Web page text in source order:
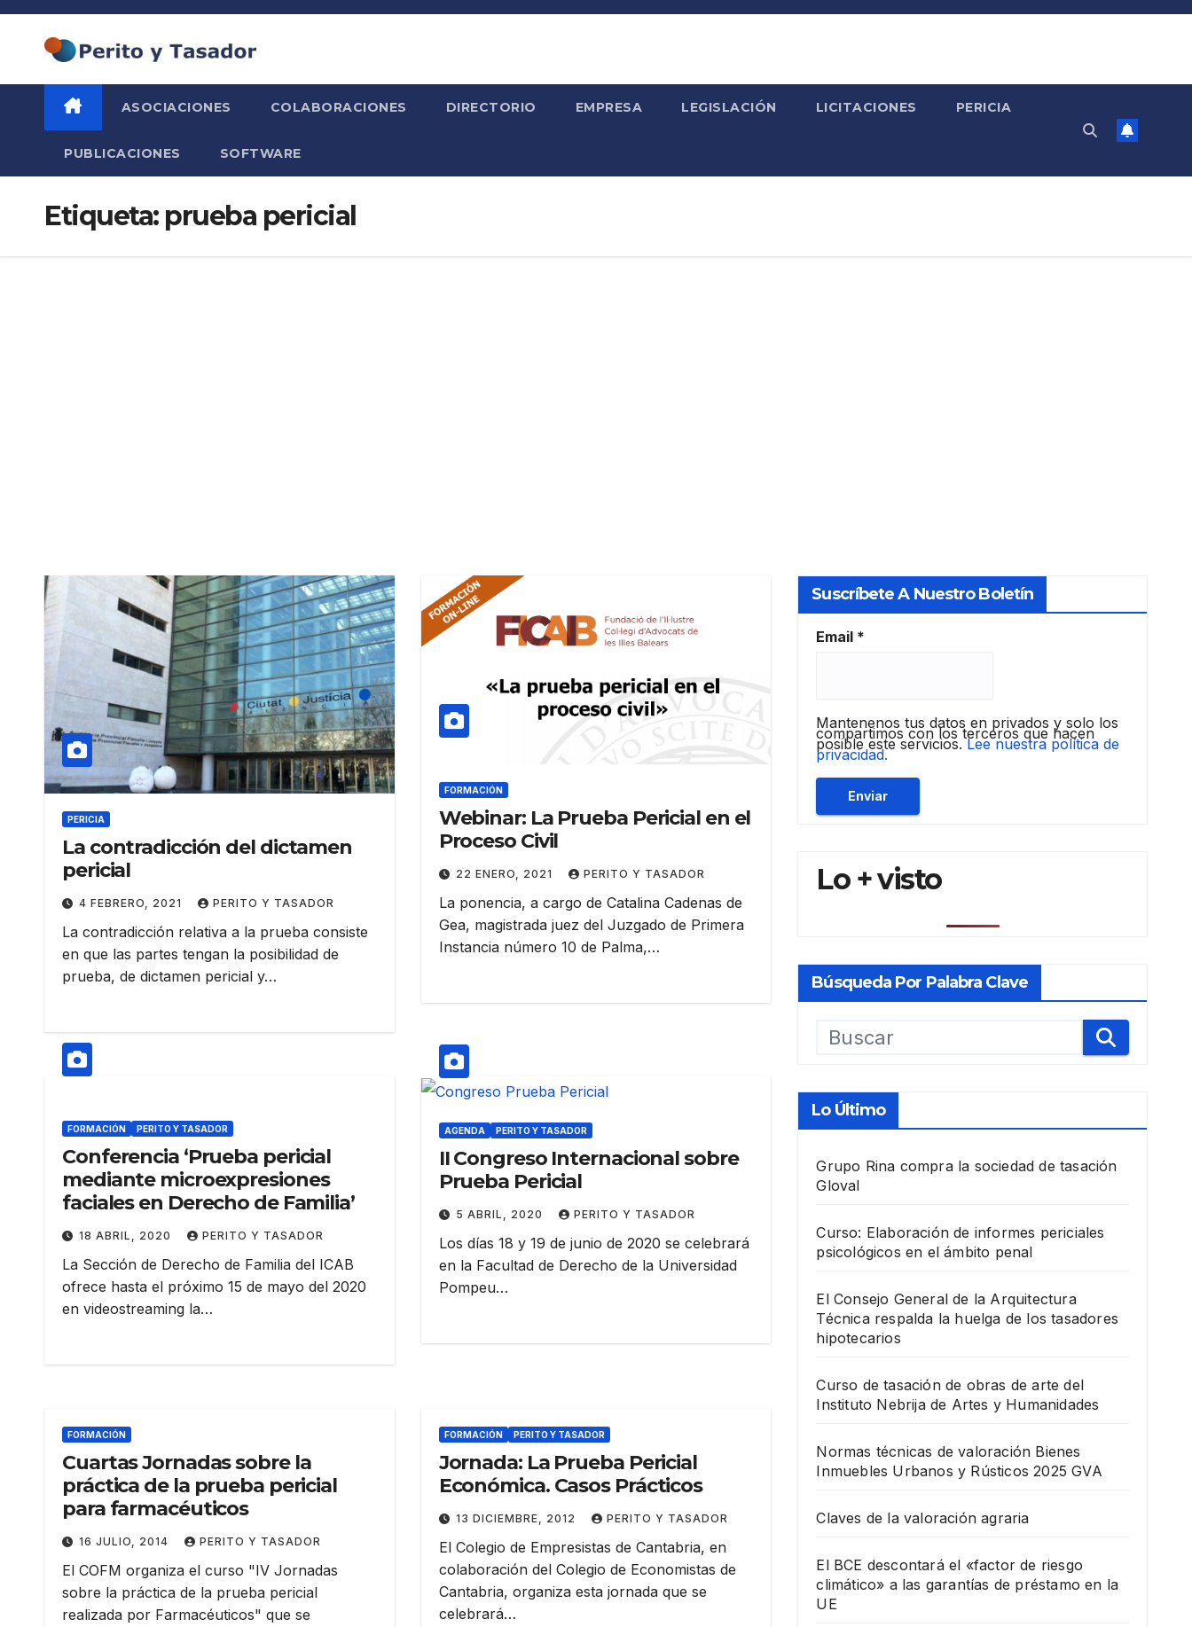
Saltar
contenido
ASOCIACIONES COLABORACIONES DIRECTORIO EMPRESA LEGISLACIÓN LICITACIONES PERICIA
PUBLICACIONES SOFTWARE
Etiqueta: prueba pericial
PERICIA
La contradicción del dictamen
pericial
4 FEBRERO, 2021 PERITO Y TASADOR
La contradicción relativa a la prueba consiste
en que las partes tengan la posibilidad de
prueba, de dictamen pericial y…
FORMACIÓN
Webinar: La Prueba Pericial en el
Proceso Civil
22 ENERO, 2021 PERITO Y TASADOR
La ponencia, a cargo de Catalina Cadenas de
Gea, magistrada juez del Juzgado de Primera
Instancia número 10 de Palma,…
FORMACIÓN PERITO Y TASADOR
Conferencia ‘Prueba pericial
mediante microexpresiones
faciales en Derecho de Familia’
18 ABRIL, 2020 PERITO Y TASADOR
La Sección de Derecho de Familia del ICAB
ofrece hasta el próximo 15 de mayo del 2020
en videostreaming la…
AGENDA PERITO Y TASADOR
II Congreso Internacional sobre
Prueba Pericial
5 ABRIL, 2020 PERITO Y TASADOR
Los días 18 y 19 de junio de 2020 se celebrará
en la Facultad de Derecho de la Universidad
Pompeu…
FORMACIÓN
Cuartas Jornadas sobre la
práctica de la prueba pericial
para farmacéuticos
16 JULIO, 2014 PERITO Y TASADOR
El COFM organiza el curso "IV Jornadas
sobre la práctica de la prueba pericial
realizada por Farmacéuticos" que se
FORMACIÓN PERITO Y TASADOR
Jornada: La Prueba Pericial
Económica. Casos Prácticos
13 DICIEMBRE, 2012 PERITO Y TASADOR
El Colegio de Empresistas de Cantabria, en
colaboración del Colegio de Economistas de
Cantabria, organiza esta jornada que se
celebrará…
Suscríbete A Nuestro Boletín
Email *
Mantenenos tus datos en privados y solo los
compartimos con los terceros que hacen
posible este servicios.Lee nuestra política de
privacidad.
Lo + visto
Búsqueda Por Palabra Clave
Lo Último
Grupo Rina compra la sociedad de tasación
Gloval
Curso: Elaboración de informes periciales
psicológicos en el ámbito penal
El Consejo General de la Arquitectura
Técnica respalda la huelga de los tasadores
hipotecarios
Curso de tasación de obras de arte del
Instituto Nebrija de Artes y Humanidades
Normas técnicas de valoración Bienes
Inmuebles Urbanos y Rústicos 2025 GVA
Claves de la valoración agraria
El BCE descontará el «factor de riesgo
climático» a las garantías de préstamo en la
UE